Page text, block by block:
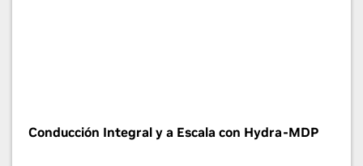
Conducción Integral y a Escala con Hydra-MDP